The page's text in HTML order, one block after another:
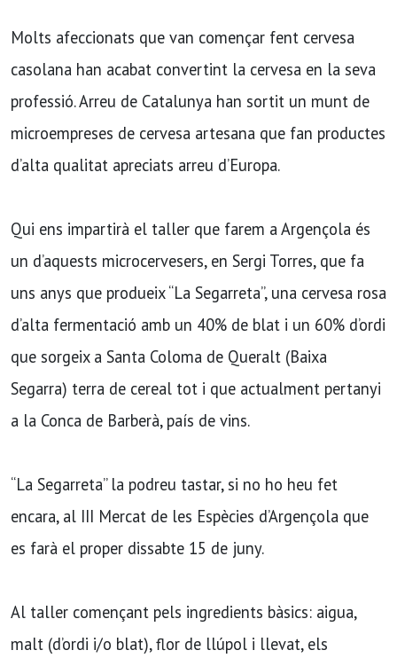
Molts afeccionats que van començar fent cervesa
casolana han acabat convertint la cervesa en la seva
professió. Arreu de Catalunya han sortit un munt de
microempreses de cervesa artesana que fan productes
d’alta qualitat apreciats arreu d’Europa.
Qui ens impartirà el taller que farem a Argençola és
un d’aquests microcervesers, en Sergi Torres, que fa
uns anys que produeix “La Segarreta”, una cervesa rosa
d’alta fermentació amb un 40% de blat i un 60% d’ordi
que sorgeix a Santa Coloma de Queralt (Baixa
Segarra) terra de cereal tot i que actualment pertanyi
a la Conca de Barberà, país de vins.
“La Segarreta” la podreu tastar, si no ho heu fet
encara, al III Mercat de les Espècies d’Argençola que
es farà el proper dissabte 15 de juny.
Al taller començant pels ingredients bàsics: aigua,
malt (d’ordi i/o blat), flor de llúpol i llevat, els